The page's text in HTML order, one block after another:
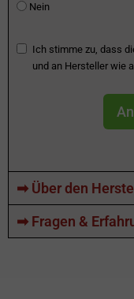
Nein
Ich stimme zu, dass
und an Hersteller wie
➡ Über den
➡ Fragen &